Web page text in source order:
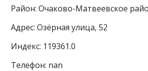
Район: Очаково-Матвеевское
Адрес: Озёрная улица, 52
Индекс: 119361.0
Телефон: nan